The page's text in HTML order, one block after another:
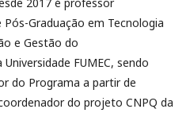
Graduação em Tecnologia
e Gestão do
FUMEC, sendo
do Programa a partir de
do projeto CNPQ da